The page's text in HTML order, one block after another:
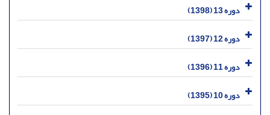
دوره 13 (1398)
دوره 12 (1397)
دوره 11 (1396)
دوره 10 (1395)